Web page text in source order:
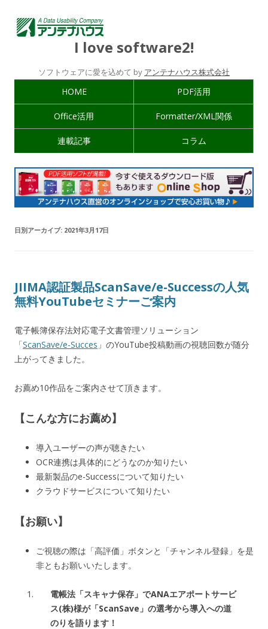
I love software2!
ソフトウェアに愛を込めて by アンテナハウス株式会社
HOME PDF活用
Office活用 Formatter/XML関係
連載記事 コラム
日別アーカイブ: 2021年3月17日
JIIMA認証製品ScanSave/e-Successの人気
無料YouTubeセミナーご案内
電子帳簿保存法対応電子文書管理ソリューション
「ScanSave/e-Succes 」のYouTube投稿動画の視聴回数が随分
上がってきました。
お薦め10作品をご案内させて頂きます。
【こんな方にお薦め】
導入ユーザーの声が聴きたい
OCR連携は具体的にどうなのか知りたい
最新製品のe-Successについて知りたい
クラウドサービスについて知りたい
【お願い】
ご視聴の際は「高評価」ボタンと「チャンネル登録」を是
非ともお願いいたします。
電帳法「スキャナ保存」でANAエアポートサービ
ス(株)様が「ScanSave」の選考から導入への道
のりを語ります！